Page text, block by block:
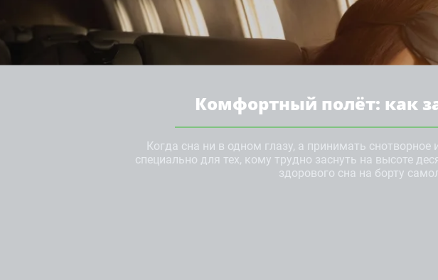
Комфортный полёт: как
Когда сна ни в одном глазу, а принимать снотворное
специально для тех, кому трудно заснуть на высоте
здорового сна на борту